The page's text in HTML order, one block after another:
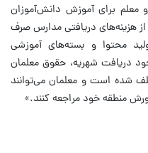
برای آموزش دانش‌آموزان
هزینه‌های دریافتی مدارس صرف
محتوا و بسته‌های آموزشی
دریافت شهریه، حقوق معلمان
شده است و معلمان می‌توانند
منطقه خود مراجعه کنند.»